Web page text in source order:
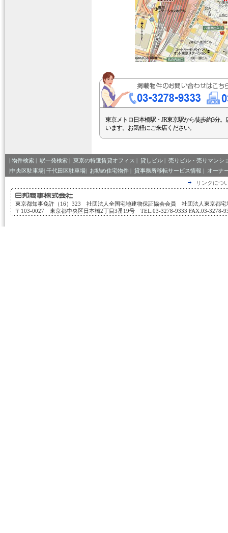
東京メトロ日本橋駅・JR東京駅から徒歩約3分。
います。お気軽にご来店ください。
| 物件検索 | 駅一発検索 | 東京の特選賃貸オフィス | 貸しビル | 売りビル・売りマンシ
|中央区駐車場| 千代田区駐車場| お勧め住宅物件 | 貸事務所移転サービス情報 | オーナ
リンクにつ
東京都知事免許（16）323 社団法人全国宅地建物保証協会会員 社団法人東京都宅
〒103-0027 東京都中央区日本橋2丁目3番19号 TEL.03-3278-9333 FAX.03-3278-